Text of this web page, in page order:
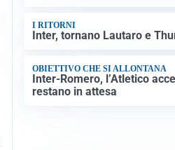
I RITORNI
Inter, tornano Lautaro e
OBIETTIVO CHE SI ALLONTANA
Inter-Romero, l’Atletico
restano in attesa